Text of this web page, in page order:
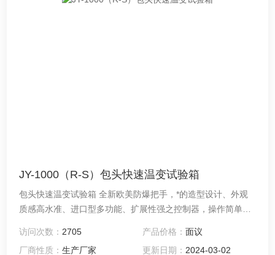
JY-1000（R-S）包头快速温变试验箱
包头快速温变试验箱 全新欧美防爆把手，*的造型设计、外观
质感高水准、进口型多功能、扩展性强之控制器，操作简单、
访问次数： 2705 产品价格： 面议
厂商性质：生产厂家 更新日期： 2024-03-02